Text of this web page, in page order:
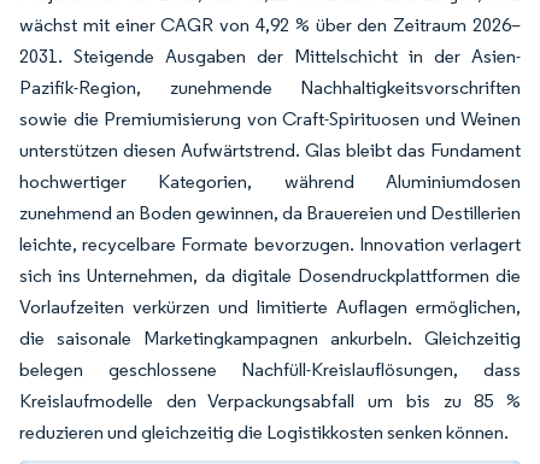
wächst mit einer CAGR von 4,92 % über den Zeitraum 2026–
2031. Steigende Ausgaben der Mittelschicht in der Asien-
Pazifik-Region, zunehmende Nachhaltigkeitsvorschriften
sowie die Premiumisierung von Craft-Spirituosen und Weinen
unterstützen diesen Aufwärtstrend. Glas bleibt das Fundament
hochwertiger Kategorien, während Aluminiumdosen
zunehmend an Boden gewinnen, da Brauereien und Destillerien
leichte, recycelbare Formate bevorzugen. Innovation verlagert
sich ins Unternehmen, da digitale Dosendruckplattformen die
Vorlaufzeiten verkürzen und limitierte Auflagen ermöglichen,
die saisonale Marketingkampagnen ankurbeln. Gleichzeitig
belegen geschlossene Nachfüll-Kreislauflösungen, dass
Kreislaufmodelle den Verpackungsabfall um bis zu 85 %
reduzieren und gleichzeitig die Logistikkosten senken können.